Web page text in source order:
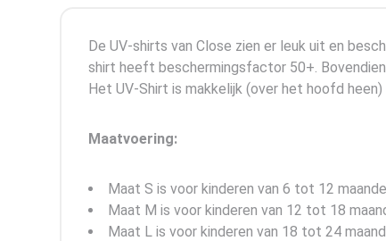
De UV-shirts van Close zien er leuk uit en
shirt heeft beschermingsfactor 50+.
Het UV-Shirt is makkelijk (over het hoofd
Maatvoering:
Maat S is voor kinderen van 6 tot 12
Maat M is voor kinderen van 12 tot 18
Maat L is voor kinderen van 18 tot 24